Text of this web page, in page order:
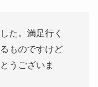
た。満足行く
ものですけど
うございま